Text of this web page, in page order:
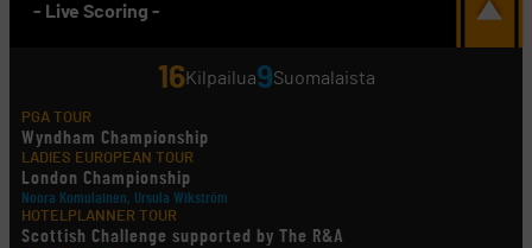
- Live Scoring -
16Kilpailua9Suomalaista
PGA TOUR
Wyndham Championship
LADIES EUROPEAN TOUR
London Championship
Noora Komulainen, Ursula Wikström
HOTELPLANNER TOUR
Scottish Challenge supported by The R&A